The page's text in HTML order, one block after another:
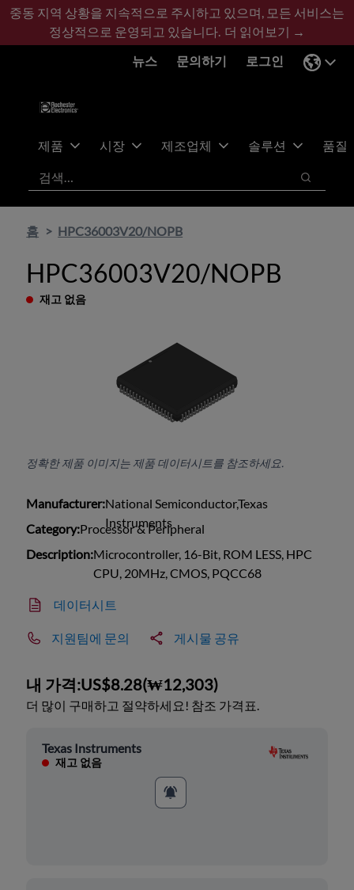
기
콘
바
글
중동 지역 상황을 지속적으로 주시하고 있으며, 모든 서비스는
정상적으로 운영되고 있습니다. 더 읽어보기 →
뉴스
문의하기 로그인
제품 시장 제조업체 솔루션
품질
검색
검색
홈 HPC36003V20/NOPB
HPC36003V20/NOPB
재고 없음
정확한 제품 이미지는 제품 데이터시트를 참조하세요.
Manufacturer:National Semiconductor,Texas
Instruments
Category:Processor & Peripheral
Description:Microcontroller, 16-Bit, ROM LESS, HPC
CPU, 20MHz, CMOS, PQCC68
데이터시트
지원팀에 문의 게시물 공유
내 가격:US$8.28(₩12,303)
더 많이 구매하고 절약하세요! 참조 가격표.
Texas Instruments
재고 없음